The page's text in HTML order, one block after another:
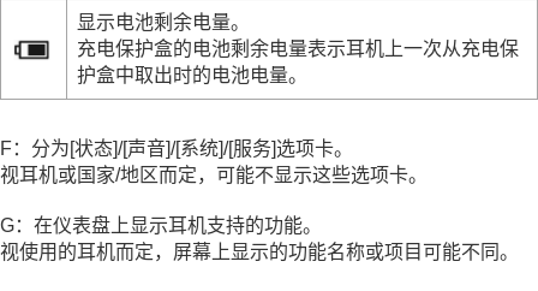
显示电池剩余电量。
充电保护盒的电池剩余电量表示耳机上一次从充电保
护盒中取出时的电池电量。
F：分为[状态]/[声音]/[系统]/[服务]选项卡。
视耳机或国家/地区而定，可能不显示这些选项卡。
G：在仪表盘上显示耳机支持的功能。
视使用的耳机而定，屏幕上显示的功能名称或项目可能不同。